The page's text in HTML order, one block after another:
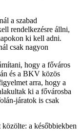
a szabad
rendelkezésre állni,
ki kell adni.
csak nagyon
hogy a főváros
és a BKV közös
arra, hogy a
ki a fővárosba
járatok is csak
a későbbiekben